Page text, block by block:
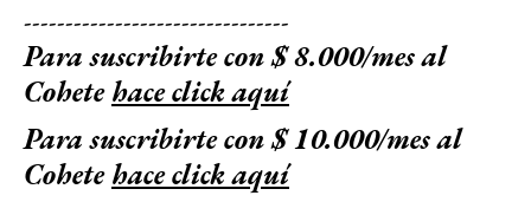
--------------------------------
Para suscribirte con $ 8.000/mes al
Cohetehace click aquí
Para suscribirte con $ 10.000/mes al
Cohetehace click aquí